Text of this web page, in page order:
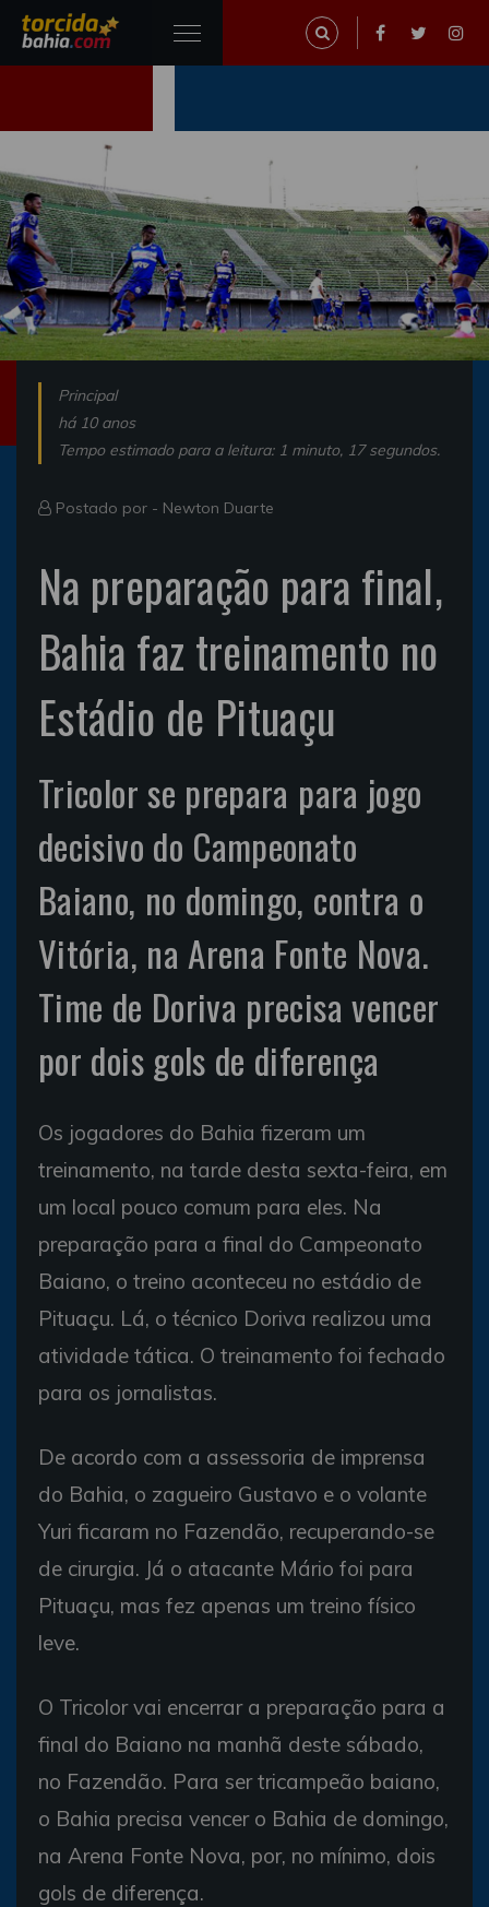
Principal
há 10 anos
Tempo estimado para a leitura: 1 minuto, 17 segundos.
Postado por - Newton Duarte
Na preparação para final,
Bahia faz treinamento no
Estádio de Pituaçu
Tricolor se prepara para jogo
decisivo do Campeonato
Baiano, no domingo, contra o
Vitória, na Arena Fonte Nova.
Time de Doriva precisa vencer
por dois gols de diferença
Os jogadores do Bahia fizeram um
treinamento, na tarde desta sexta-feira, em
um local pouco comum para eles. Na
preparação para a final do Campeonato
Baiano, o treino aconteceu no estádio de
Pituaçu. Lá, o técnico Doriva realizou uma
atividade tática. O treinamento foi fechado
para os jornalistas.
De acordo com a assessoria de imprensa
do Bahia, o zagueiro Gustavo e o volante
Yuri ficaram no Fazendão, recuperando-se
de cirurgia. Já o atacante Mário foi para
Pituaçu, mas fez apenas um treino físico
leve.
O Tricolor vai encerrar a preparação para a
final do Baiano na manhã deste sábado,
no Fazendão. Para ser tricampeão baiano,
o Bahia precisa vencer o Bahia de domingo,
na Arena Fonte Nova, por, no mínimo, dois
gols de diferença.